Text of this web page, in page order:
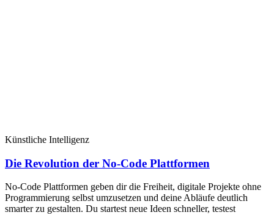
Künstliche Intelligenz
Die Revolution der No-Code Plattformen
No-Code Plattformen geben dir die Freiheit, digitale Projekte ohne
Programmierung selbst umzusetzen und deine Abläufe deutlich
smarter zu gestalten. Du startest neue Ideen schneller, testest